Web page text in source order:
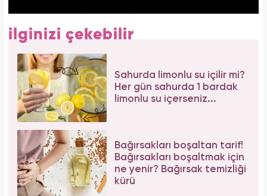
ilginizi çekebilir
Sahurda limonlu su içilir mi?
Her gün sahurda 1 bardak
limonlu su içerseniz...
Bağırsakları boşaltan tarif!
Bağırsakları boşaltmak için
ne yenir? Bağırsak temizliği
kürü